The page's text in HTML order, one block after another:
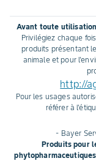
Avant toute
Privilégiez chaque
produits présentant
animale et pour
http://
Pour les usages
référer à
- Bayer
Produits pour